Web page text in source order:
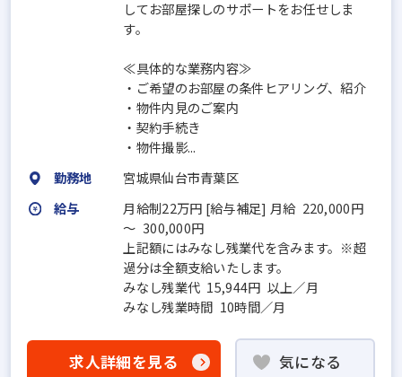
してお部屋探しのサポートをお任せしま
す。
≪具体的な業務内容≫
・ご希望のお部屋の条件ヒアリング、紹介
・物件内見のご案内
・契約手続き
・物件撮影...
勤務地
宮城県仙台市青葉区
給与
月給制22万円 [給与補足] 月給 220,000円
～ 300,000円
上記額にはみなし残業代を含みます。※超
過分は全額支給いたします。
みなし残業代 15,944円 以上／月
みなし残業時間 10時間／月
求人詳細を見る 気になる